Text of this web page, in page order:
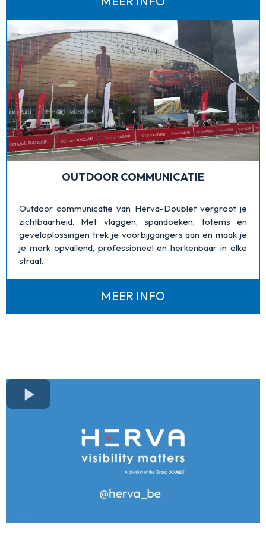
OUTDOOR COMMUNICATIE
Outdoor communicatie van Herva-Doublet vergroot je
zichtbaarheid. Met vlaggen, spandoeken, totems en
geveloplossingen trek je voorbijgangers aan en maak je
je merk opvallend, professioneel en herkenbaar in elke
straat.
MEER INFO